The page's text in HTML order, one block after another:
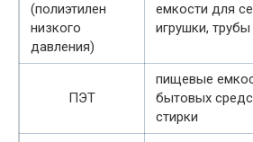
(полиэтилен
низкого
давления)
емкости для
игрушки,
ПЭТ
пищевые
бытовых
стирки